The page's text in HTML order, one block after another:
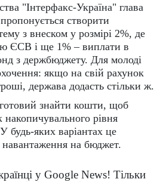
"Інтерфакс-Україна" глава
створити
з внеском у розмірі 2%, де
ЄСВ і ще 1% – виплати в
з держбюджету. Для молоді
якщо на свій рахунок
держава додасть стільки ж.
знайти кошти, щоб
накопичувального рівня
будь-яких варіантах це
навантаження на бюджет.
у Google News! Тільки